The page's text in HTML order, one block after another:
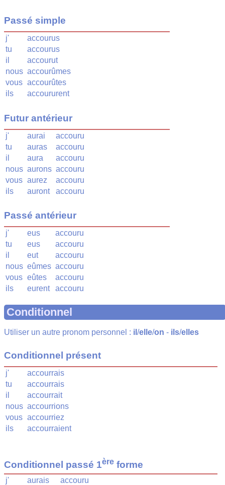
Passé simple
j'
accourus
tu
accourus
il
accourut
nous accourûmes
vous accourûtes
ils
accoururent
Futur antérieur
j' aurai
accouru
tu
auras
accouru
il
aura
accouru
nous aurons accouru
vous aurez
accouru
ils
auront accouru
Passé antérieur
j' eus
accouru
tu
eus
accouru
il
eut
accouru
nous eûmes accouru
vous eûtes
accouru
ils
eurent accouru
Conditionnel
Utiliser un autre pronom personnel : il /elle/on - ils/elles
Conditionnel présent
j'
accourrais
tu
accourrais
il
accourrait
nous accourrions
vous accourriez
ils
accourraient
Conditionnel passé 1ère forme
j' aurais accouru